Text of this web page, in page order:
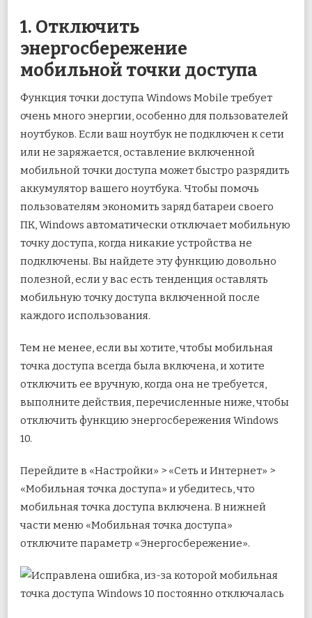
1. Отключить
энергосбережение
мобильной точки доступа
Функция точки доступа Windows Mobile требует
очень много энергии, особенно для пользователей
ноутбуков. Если ваш ноутбук не подключен к сети
или не заряжается, оставление включенной
мобильной точки доступа может быстро разрядить
аккумулятор вашего ноутбука. Чтобы помочь
пользователям экономить заряд батареи своего
ПК, Windows автоматически отключает мобильную
точку доступа, когда никакие устройства не
подключены. Вы найдете эту функцию довольно
полезной, если у вас есть тенденция оставлять
мобильную точку доступа включенной после
каждого использования.
Тем не менее, если вы хотите, чтобы мобильная
точка доступа всегда была включена, и хотите
отключить ее вручную, когда она не требуется,
выполните действия, перечисленные ниже, чтобы
отключить функцию энергосбережения Windows
10.
Перейдите в «Настройки» > «Сеть и Интернет» >
«Мобильная точка доступа» и убедитесь, что
мобильная точка доступа включена. В нижней
части меню «Мобильная точка доступа»
отключите параметр «Энергосбережение».